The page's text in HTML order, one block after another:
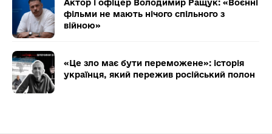
Актор і офіцер Володимир Ращук: «Воєнні
фільми не мають нічого спільного з
війною»
«Це зло має бути переможене»: історія
українця, який пережив російський полон